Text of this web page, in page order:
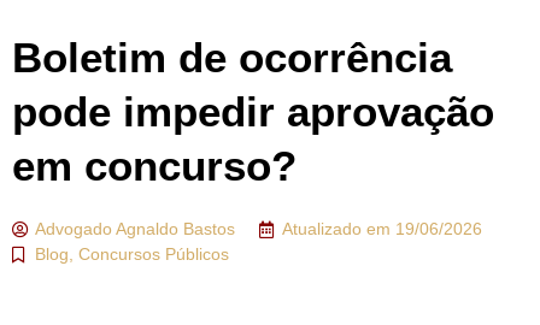
Boletim de ocorrência
pode impedir aprovação
em concurso?
AdvogadoAgnaldo Bastos Atualizado em 19/06/2026
Blog, Concursos Públicos